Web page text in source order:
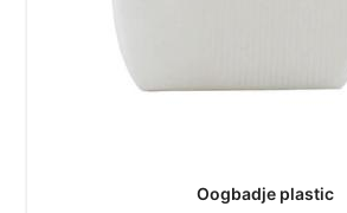
Oogbadje plastic